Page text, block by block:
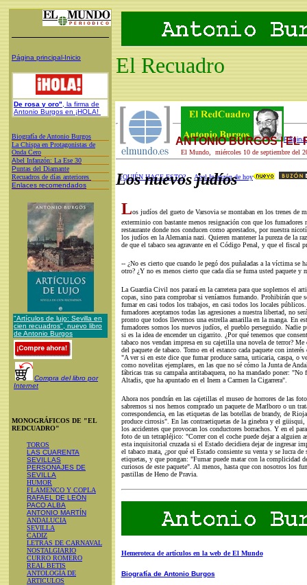
Página principal-Inicio
De rosa y oro" , la firma de
Antonio Burgos en ¡HOLA!
Biografía de Antonio Burgos
La Chispa en Protagonistas de
Onda Cero
Abel Infanzón: La Ese 30
Puntas del Diamante
Recuadros de días anteriores
Enlaces recomendados
"Artículos de lujo: Sevilla en
cien recuadros", nuevo libro
de Antonio Burgos
Compra del libro por
Internet
MONOGRÁFICOS DE "EL
REDCUADRO"
TOROS
LAS CUARENTA
SEVILLAS
PERSONAJES DE
SEVILLA
HUMOR
FLAMENCO Y COPLA
RAFAEL DE LEÓN
PACO ALBA
ANTONIO MARTÍN
ANDALUCIA
SEVILLA
CADIZ
LETRAS DE CARNAVAL
NOSTALGIARIO
CURRO ROMERO
REAL BETIS
ANTOLOGÍA DE
ARTICULOS
El Recuadro
El Mundo, miércoles 10 de septiembre del
¿QUIÉN HACE ESTO? Abel Infanzón de hoy
ANTONIO BURGOS | EL
Los nuevos judíos
Los judíos del gueto de Varsovia se montaban en los trenes de
exterminio con bastante menos resignación con que los
restaurante donde nos conducen como aprestados, por nuestra
los judíos en la Alemania nazi. Quieren mantener la pureza de la
de que el tabaco sea agravante en el Código Penal, y que el fiscal
-- ¿No es cierto que cuando le pegó dos puñaladas a la víctima se
otro? ¿Y no es menos cierto que cada día se fuma usted paquete y
La Guardia Civil nos parará en la carretera para que soplemos el
copas, sino para comprobar si veníamos fumando. Prohibirán que
fumar en casi todos los trabajos, en casi todos los locales
fumadores aceptamos todas las agresiones a nuestra libertad, no
pronto que todos llevemos una estrella amarilla en la manga. En
fumadores somos los nuevos judíos, el pueblo perseguido. Nadie
si es la idea de encender un cigarrito. ¿Por qué tenemos que
tabaco nos vendan impresa en su cajetilla una novela de terror?
del paquete de tabaco. Tomo en el estanco cada paquete con
"A ver si en este dice que fumar produce sarna, urticaria, caspa, o
como novelitas ejemplares, en las que no sé cómo la Junta de
fábricas tras su campaña antitabaquera, no ha mandado poner: "No
Altadis, que ha apuntado en el Inem a Carmen la Cigarrera".
Ahora nos pondrán en las cajetillas el museo de horrores de las
sabremos si nos hemos comprado un paquete de Marlboro o un
correspondencia, en las etiquetas de las botellas de brandy, de
produce cirrosis". En las contraetiquetas de la ginebra y el
los accidentes que provocan los conductores borrachos. Y en el
foto de un tetrapléjico: "Correr con el coche puede dejar a alguien
esta inquisitorial cruzada si el Estado decidiera dejar de ingresar
el tabaco mata, ¿por qué el Estado consiente su venta y se lucra de
etiquetas, y que pongan: "Fumar puede matar con la complicidad
curiosos de este paquete". Al menos, hasta que con nosotros los
pastillas de Heno de Pravia.
Hemeroteca de artículos en la web de El Mundo
Biografía de Antonio Burgos